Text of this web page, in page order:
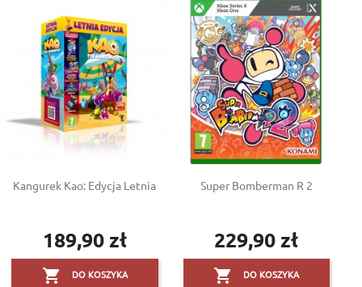
Kangurek Kao: Edycja Letnia
Cena
189,90 zł
 DO KOSZYKA
Super Bomberman R 2
Cena
229,90 zł
 DO KOSZYKA